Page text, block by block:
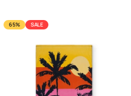
65% SALE